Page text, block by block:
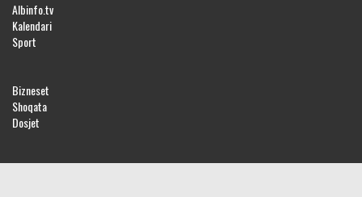
Albinfo.tv
Kalendari
Sport
Bizneset
Shoqata
Dosjet